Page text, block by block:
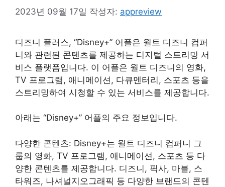
2023년 09월 17일 작성자: appreview
디즈니 플러스, “Disney+” 어플은 월트 디즈니 컴퍼
니와 관련된 콘텐츠를 제공하는 디지털 스트리밍 서
비스 플랫폼입니다. 이 어플은 월트 디즈니의 영화,
TV 프로그램, 애니메이션, 다큐멘터리, 스포츠 등을
스트리밍하여 시청할 수 있는 서비스를 제공합니다.
아래는 “Disney+” 어플의 주요 정보입니다.
다양한 콘텐츠: Disney+는 월트 디즈니 컴퍼니 그
룹의 영화, TV 프로그램, 애니메이션, 스포츠 등 다
양한 콘텐츠를 제공합니다. 디즈니, 픽사, 마블, 스
타워즈, 나셔널지오그래픽 등 다양한 브랜드의 콘텐